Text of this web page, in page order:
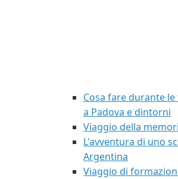
Cosa fare durante
a Padova e dintorni
Viaggio della
L'avventura di uno
Argentina
Viaggio di